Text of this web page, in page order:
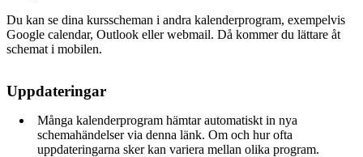
Du kan se dina kursscheman i andra kalenderprogram, exempelvis
Google calendar, Outlook eller webmail. Då kommer du lättare åt
schemat i mobilen.
Uppdateringar
Många kalenderprogram hämtar automatiskt in nya
schemahändelser via denna länk. Om och hur ofta
uppdateringarna sker kan variera mellan olika program.